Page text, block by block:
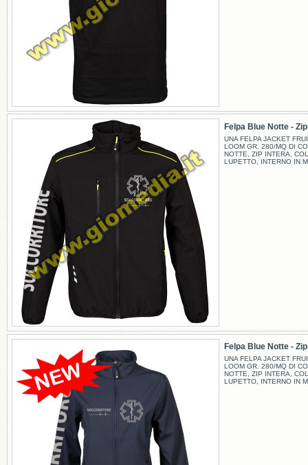
Felpa Blue Notte - Zip
UNA FELPA JACKET
LOOM GR. 280/MQ DI
NOTTE, ZIP INTERA,
LUPETTO, INTERNO IN
Felpa Blue Notte - Zip
UNA FELPA JACKET
LOOM GR. 280/MQ DI
NOTTE, ZIP INTERA,
LUPETTO, INTERNO IN